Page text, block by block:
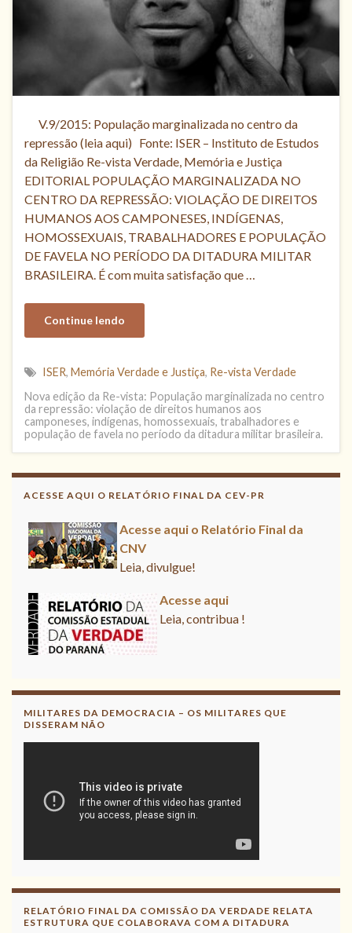
V.9/2015: População marginalizada no centro da
repressão (leia aqui) Fonte: ISER – Instituto de Estudos
da Religião Re-vista Verdade, Memória e Justiça
EDITORIAL POPULAÇÃO MARGINALIZADA NO
CENTRO DA REPRESSÃO: VIOLAÇÃO DE DIREITOS
HUMANOS AOS CAMPONESES, INDÍGENAS,
HOMOSSEXUAIS, TRABALHADORES E POPULAÇÃO
DE FAVELA NO PERÍODO DA DITADURA MILITAR
BRASILEIRA. É com muita satisfação que …
Continue lendo
ISER, Memória Verdade e Justiça, Re-vista Verdade
Nova edição da Re-vista: População marginalizada no centro
da repressão: violação de direitos humanos aos
camponeses, indígenas, homossexuais, trabalhadores e
população de favela no período da ditadura militar brasileira.
ACESSE AQUI O RELATÓRIO FINAL DA CEV-PR
Acesse aqui o Relatório Final da
CNV
Leia, divulgue!
Acesse aqui
Leia, contribua !
CNV
Leia, divulgue!
MILITARES DA DEMOCRACIA – OS MILITARES QUE
DISSERAM NÃO
RELATÓRIO FINAL DA COMISSÃO DA VERDADE RELATA
ESTRUTURA QUE COLABORAVA COM A DITADURA